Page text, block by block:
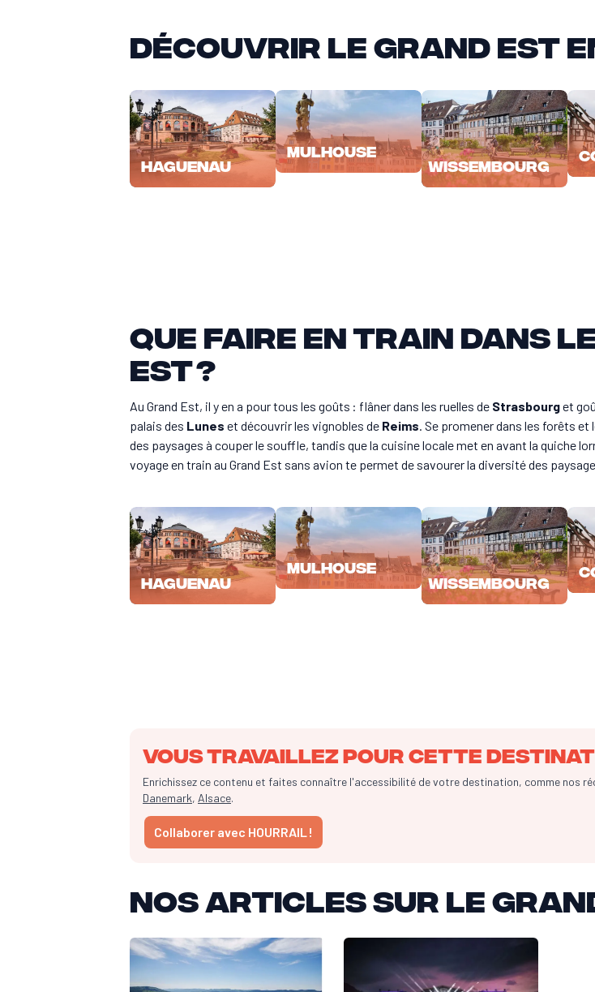
Découvrir le Grand Est
Haguenau
Mulhouse
Wissembourg
Que faire en train dans
Est ?
Au Grand Est, il y en a pour tous les goûts : flâner dans les ruelles de Strasbourget
palais des Lunes et découvrir les vignobles de Reims . Se promener dans les forêts et
des paysages à couper le souffle, tandis que la cuisine locale met en avant la quiche
voyage en train au Grand Est sans avion te permet de savourer la diversité des
Haguenau
Mulhouse
Wissembourg
Vous travaillez pour cette
Enrichissez ce contenu et faites connaître l'accessibilité de votre destination, comme nos
Danemark, Alsace.
Collaborer avec HOURRAIL !
Nos articles sur le